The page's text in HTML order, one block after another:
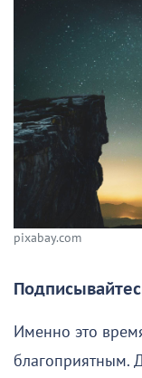
pixabay.com
Именно это
благоприятным.